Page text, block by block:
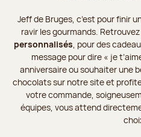
Jeff de Bruges, c’est pour finir
ravir les gourmands.
personnalisés, pour des
message pour dire « je
anniversaire ou souhaiter une
chocolats sur notre site et
votre commande,
équipes, vous attend